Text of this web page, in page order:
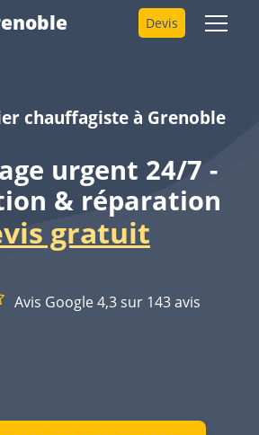
Devis
chauffagiste à Grenoble
urgent 24/7 -
& réparation
gratuit
Avis Google 4,3 sur 143 avis